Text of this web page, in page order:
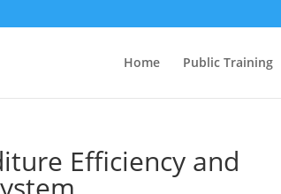
Home Public Training
Efficiency and